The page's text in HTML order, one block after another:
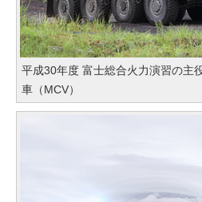
平成30年度 富士総合火力演習の主
車（MCV）